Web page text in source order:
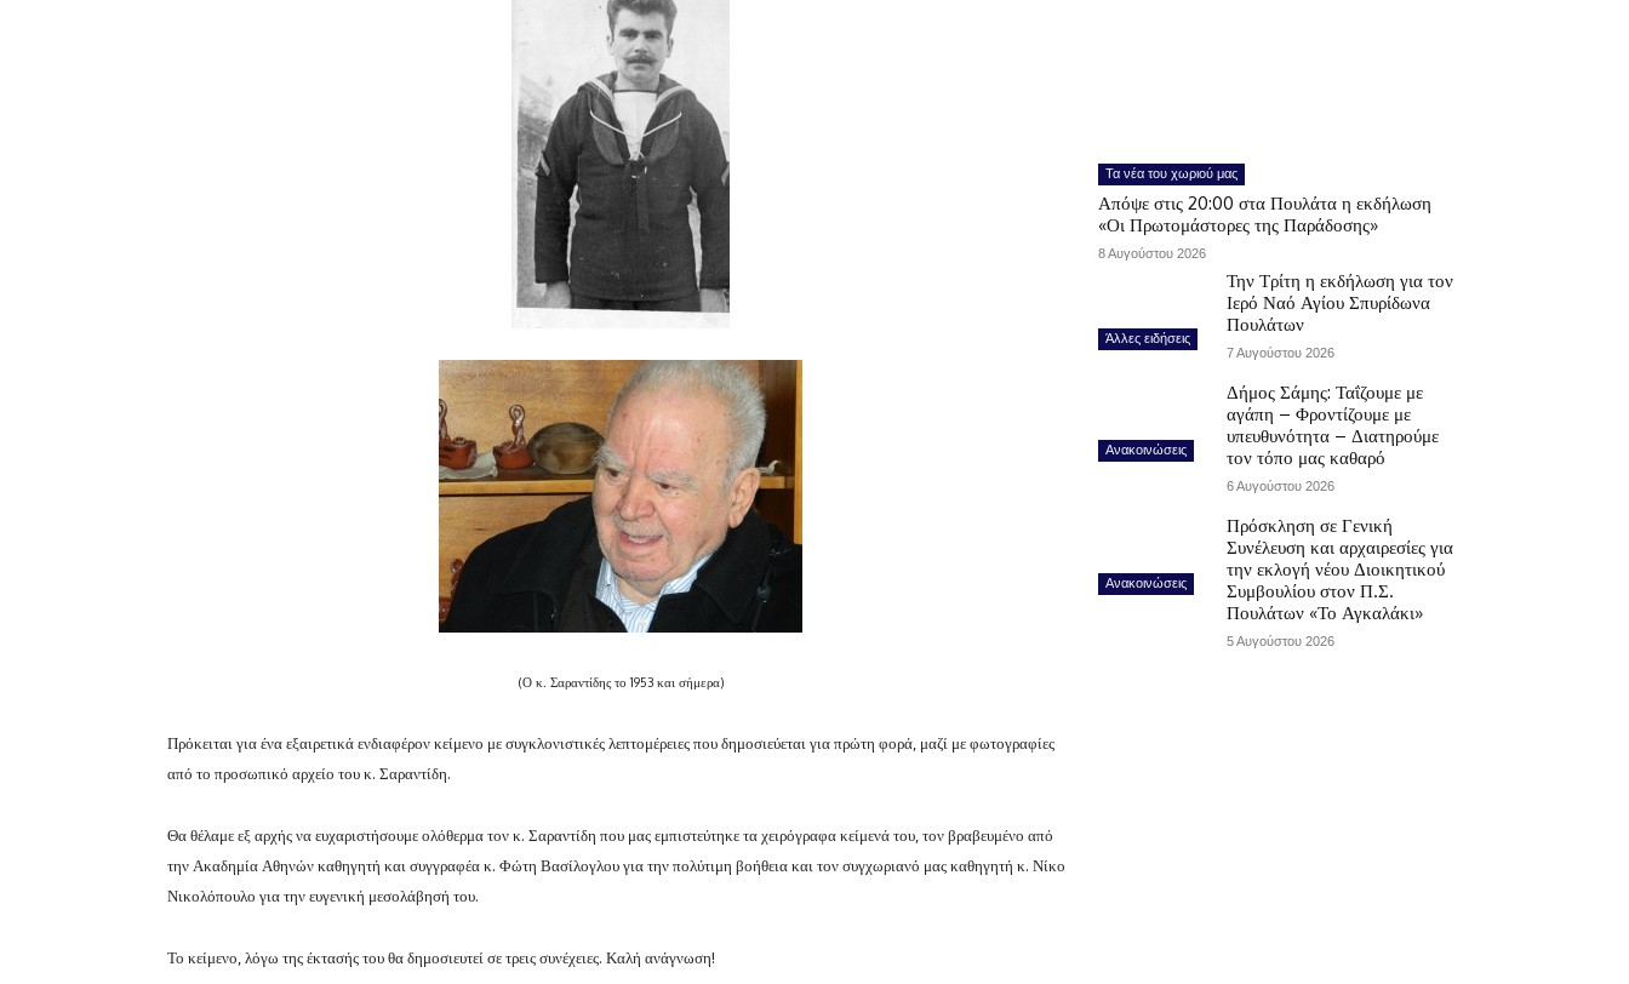
(Ο κ. Σαραντίδης το 1953 και σήμερα)
Πρόκειται για ένα εξαιρετικά ενδιαφέρον κείμενο με συγκλονιστικές λεπτομέρειες που δημοσιεύεται για πρώτη φορά, μαζί με φωτογραφίες
από το προσωπικό αρχείο του κ. Σαραντίδη.
Θα θέλαμε εξ αρχής να ευχαριστήσουμε ολόθερμα τον κ. Σαραντίδη που μας εμπιστεύτηκε τα χειρόγραφα κείμενά του, τον βραβευμένο από
την Ακαδημία Αθηνών καθηγητή και συγγραφέα κ. Φώτη Βασίλογλου για την πολύτιμη βοήθεια και τον συγχωριανό μας καθηγητή κ. Νίκο
Νικολόπουλο για την ευγενική μεσολάβησή του.
Το κείμενο, λόγω της έκτασής του θα δημοσιευτεί σε τρεις συνέχειες. Καλή ανάγνωση!
Τα νέα του χωριού μας
Απόψε στις 20:00 στα Πουλάτα η εκδήλωση
«Οι Πρωτομάστορες της Παράδοσης»
8 Αυγούστου 2026
Άλλες ειδήσεις
Την Τρίτη η εκδήλωση για τον
Ιερό Ναό Αγίου Σπυρίδωνα
Πουλάτων
7 Αυγούστου 2026
Ανακοινώσεις
Δήμος Σάμης: Ταΐζουμε με
αγάπη – Φροντίζουμε με
υπευθυνότητα – Διατηρούμε
τον τόπο μας καθαρό
6 Αυγούστου 2026
Ανακοινώσεις
Πρόσκληση σε Γενική
Συνέλευση και αρχαιρεσίες για
την εκλογή νέου Διοικητικού
Συμβουλίου στον Π.Σ.
Πουλάτων «Το Αγκαλάκι»
5 Αυγούστου 2026